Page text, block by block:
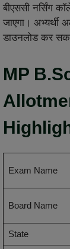
बीएससी नर्सिंग
जाएगा। अभ्यर्थी
डाउनलोड कर
MP
Exam Name
Board Name
State